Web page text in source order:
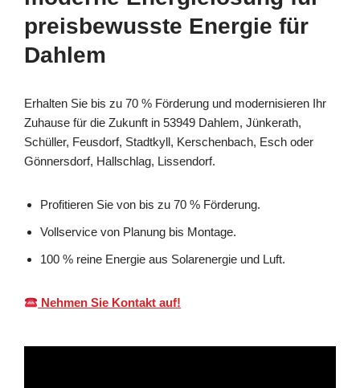
preisbewusste Energie für
Dahlem
Erhalten Sie bis zu 70 % Förderung und modernisieren Ihr
Zuhause für die Zukunft in 53949 Dahlem, Jünkerath,
Schüller, Feusdorf, Stadtkyll, Kerschenbach, Esch oder
Gönnersdorf, Hallschlag, Lissendorf.
Profitieren Sie von bis zu 70 % Förderung.
Vollservice von Planung bis Montage.
100 % reine Energie aus Solarenergie und Luft.
Nehmen Sie Kontakt auf!